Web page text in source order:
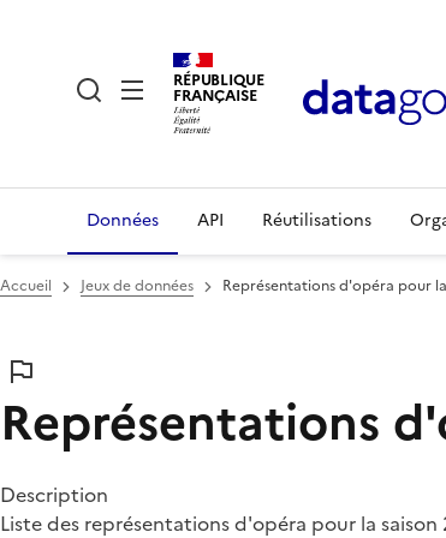
RÉPUBLIQUE
FRANÇAISE
Données API Réutilisations
Accueil Jeux de données Représentations d'opéra pour
Représentations
Description
Liste des représentations d'opéra pour la